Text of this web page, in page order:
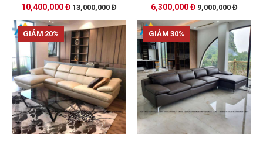
10,400,000 Đ 13,000,000 Đ 6,300,000 Đ 9,000,000 Đ
GIẢM 20% GIẢM 30%